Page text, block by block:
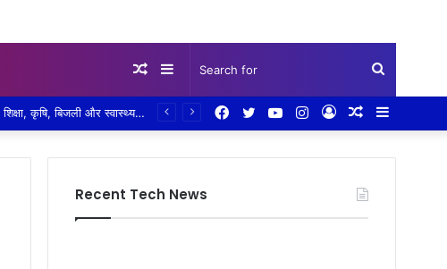
for
Sidebar
Random
जिला पंचायत की बैठक में होगी विभागों की बड़ी पड़ताल! 12 अगस्त को सामान्य सभा में ग्रामीण विकास से लेकर शिक्षा, कृषि, बिजली और स्वास्थ्य तक की होगी समीक्षा,लंबित मामलों पर भी होगी चर्चा, अधिकारियों को पूरी जानकारी के साथ बैठक में मौजूद रहने के निर्देश
Random
Log
Instagram
YouTube
Twitter
Facebook
Recent Tech News